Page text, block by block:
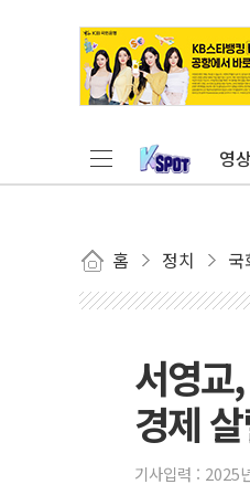
영상
홈 정치 국
서영
경제
기사입력 : 2025